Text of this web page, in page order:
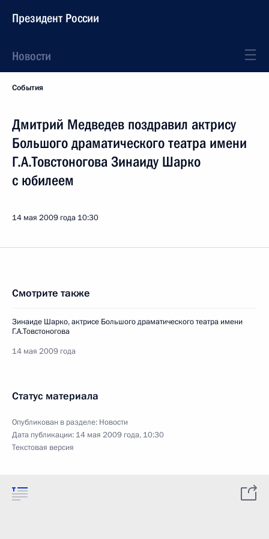
Президент России
Новости
События
Дмитрий Медведев поздравил актрису
Большого драматического театра имени
Г.А.Товстоногова Зинаиду Шарко
с юбилеем
14 мая 2009 года 10:30
Смотрите также
Зинаиде Шарко, актрисе Большого драматического театра имени
Г.А.Товстоногова
14 мая 2009 года
Статус материала
Опубликован в разделе: Новости
Дата публикации: 14 мая 2009 года, 10:30
Текстовая версия